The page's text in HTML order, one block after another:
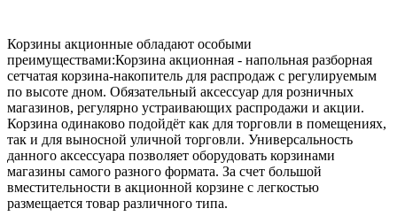
Корзины акционные обладают особыми
преимуществами:Корзина акционная - напольная разборная
сетчатая корзина-накопитель для распродаж с регулируемым
по высоте дном. Обязательный аксессуар для розничных
магазинов, регулярно устраивающих распродажи и акции.
Корзина одинаково подойдёт как для торговли в помещениях,
так и для выносной уличной торговли. Универсальность
данного аксессуара позволяет оборудовать корзинами
магазины самого разного формата. За счет большой
вместительности в акционной корзине с легкостью
размещается товар различного типа.